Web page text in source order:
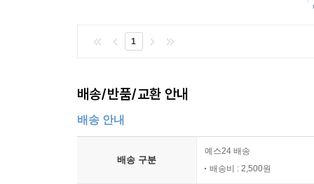
1
배송/반품/교환 안내
배송 안내
배송 구분
예스24 배송
배송비 : 2,500원